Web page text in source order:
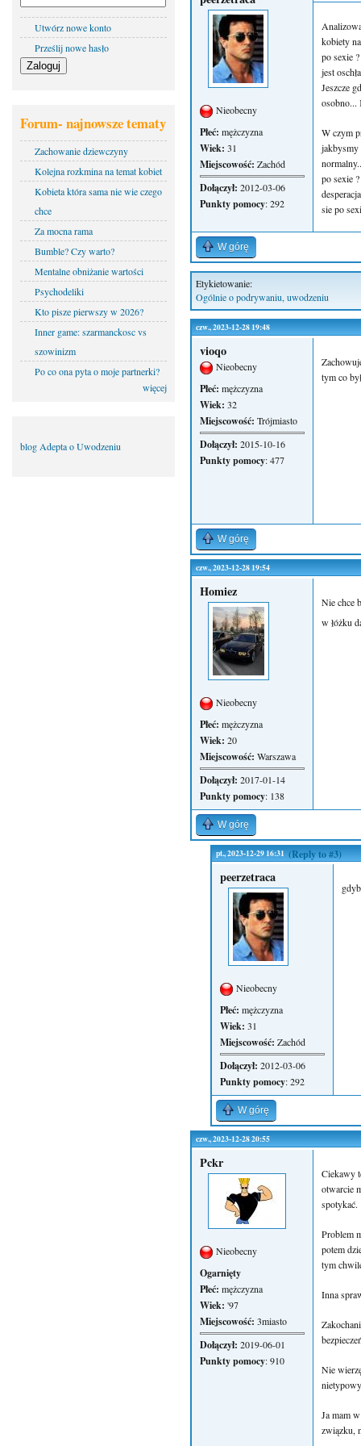
Utwórz nowe konto
Prześlij nowe hasło
Forum- najnowsze tematy
Zachowanie dziewczyny
Kolejna rozkmina na temat kobiet
Kobieta która sama nie wie czego
chce
Za mocna rama
Bumble? Czy warto?
Mentalne obniżanie wartości
Psychodeliki
Kto pisze pierwszy w 2026?
Inner game: szarmanckosc vs
szowinizm
Po co ona pyta o moje partnerki?
więcej
blog Adepta o Uwodzeniu
Nieobecny
Płeć: mężczyzna
Wiek: 31
Miejscowość: Zachód
Dołączył: 2012-03-06
Punkty pomocy: 292
kobiety
po sexie
jest
Jeszcze
W czym
jakbysmy
po sexie
sie po
W górę
Etykietowanie:
Ogólnie o podrywaniu, uwodzeniu
czw., 2023-12-28 19:48
vioqo
Nieobecny
Płeć: mężczyzna
Wiek: 32
Miejscowość: Trójmiasto
Dołączył: 2015-10-16
Punkty pomocy: 477
tym co
W górę
czw., 2023-12-28 19:54
Homiez
Nieobecny
Płeć: mężczyzna
Wiek: 20
Miejscowość: Warszawa
Dołączył: 2017-01-14
Punkty pomocy: 138
Nie chce
w łóżku
W górę
pt., 2023-12-29 16:31 (Reply to #3)
peerzetraca
Nieobecny
Płeć: mężczyzna
Wiek: 31
Miejscowość: Zachód
Dołączył: 2012-03-06
Punkty pomocy: 292
W górę
czw., 2023-12-28 20:55
Pckr
Nieobecny
Ogarnięty
Płeć: mężczyzna
Wiek: '97
Miejscowość: 3miasto
Dołączył: 2019-06-01
Punkty pomocy: 910
Ciekawy
otwarcie
spotykać.
Problem
potem
tym
Inna
Nie
Ja mam
związku,